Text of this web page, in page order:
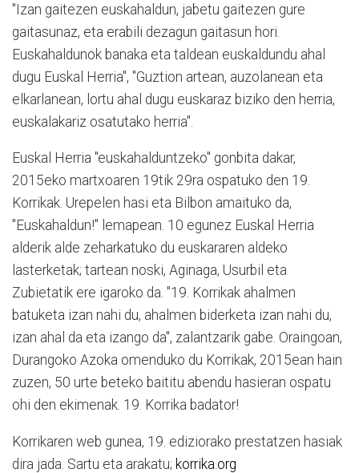
"Izan gaitezen euskahaldun, jabetu gaitezen gure
gaitasunaz, eta erabili dezagun gaitasun hori.
Euskahaldunok banaka eta taldean euskaldundu ahal
dugu Euskal Herria", "Guztion artean, auzolanean eta
elkarlanean, lortu ahal dugu euskaraz biziko den herria,
euskalakariz osatutako herria".
Euskal Herria "euskahalduntzeko" gonbita dakar,
2015eko martxoaren 19tik 29ra ospatuko den 19.
Korrikak. Urepelen hasi eta Bilbon amaituko da,
"Euskahaldun!" lemapean. 10 egunez Euskal Herria
alderik alde zeharkatuko du euskararen aldeko
lasterketak; tartean noski, Aginaga, Usurbil eta
Zubietatik ere igaroko da. "19. Korrikak ahalmen
batuketa izan nahi du, ahalmen biderketa izan nahi du,
izan ahal da eta izango da", zalantzarik gabe. Oraingoan,
Durangoko Azoka omenduko du Korrikak, 2015ean hain
zuzen, 50 urte beteko baititu abendu hasieran ospatu
ohi den ekimenak. 19. Korrika badator!
Korrikaren web gunea, 19. ediziorako prestatzen hasiak
dira jada. Sartu eta arakatu; korrika.org